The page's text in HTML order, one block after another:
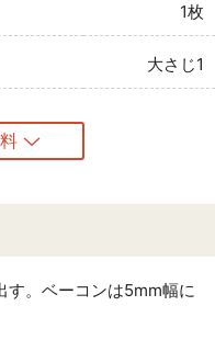
1枚
大さじ1
す。ベーコンは5mm幅に